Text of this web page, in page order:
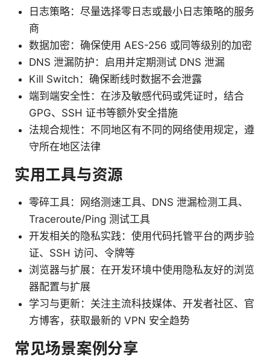
日志策略：尽量选择零日志或最小日志策略的服务
商
数据加密：确保使用 AES-256 或同等级别的加密
DNS 泄漏防护：启用并定期测试 DNS 泄漏
Kill Switch：确保断线时数据不会泄露
端到端安全性：在涉及敏感代码或凭证时，结合
GPG、SSH 证书等额外安全措施
法规合规性：不同地区有不同的网络使用规定，遵
守所在地区法律
实用工具与资源
零碎工具：网络测速工具、DNS 泄漏检测工具、
Traceroute/Ping 测试工具
开发相关的隐私实践：使用代码托管平台的两步验
证、SSH 访问、令牌等
浏览器与扩展：在开发环境中使用隐私友好的浏览
器配置与扩展
学习与更新：关注主流科技媒体、开发者社区、官
方博客，获取最新的 VPN 安全趋势
常见场景案例分享